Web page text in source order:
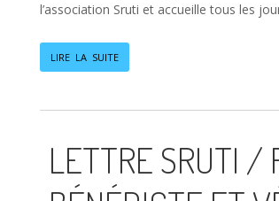
l’association Sruti et accueille tous les
LIRE LA SUITE
LETTRE SRUTI /